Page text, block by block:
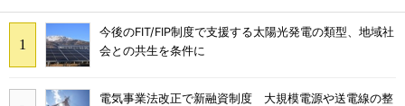
今後のFIT/FIP制度で支援する太陽光発電の類型、地域社
会との共生を条件に
電気事業法改正で新融資制度 大規模電源や送電線の整